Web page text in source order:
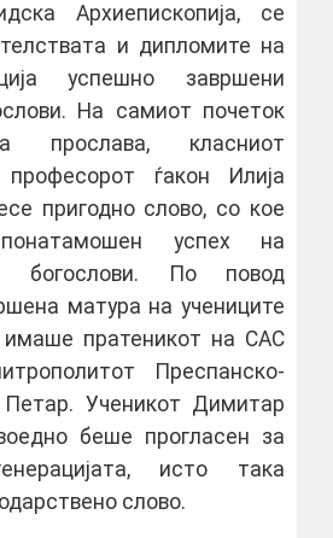
Архиепископија, се
и дипломите на
успешно завршени
На самиот почеток
прослава, класниот
ѓакон Илија
пригодно слово, со кое
успех на
богослови. По повод
матура на учениците
имаше пратеникот на САС
Преспанско-
Петар. Ученикот Димитар
беше прогласен за
исто така
слово.